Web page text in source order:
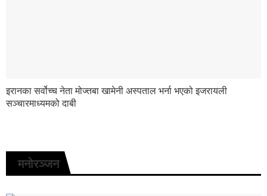
इरानका सर्वोच्च नेता मोज्तबा खामेनी अस्पताल भर्ना भएको इजरायली
सञ्चारमाध्यमको दाबी
मनोरञ्जन